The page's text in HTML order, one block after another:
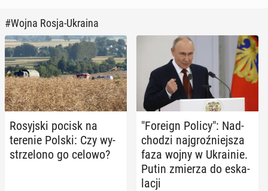
#Wojna Rosja-Ukraina
Ro­syj­ski pocisk na
terenie Polski: Czy wy­
strze­lo­no go celowo?
"Foreign Policy": Nad­
cho­dzi naj­groź­niej­sza
faza wojny w Ukra­inie.
Putin zmierza do eska­
la­cji